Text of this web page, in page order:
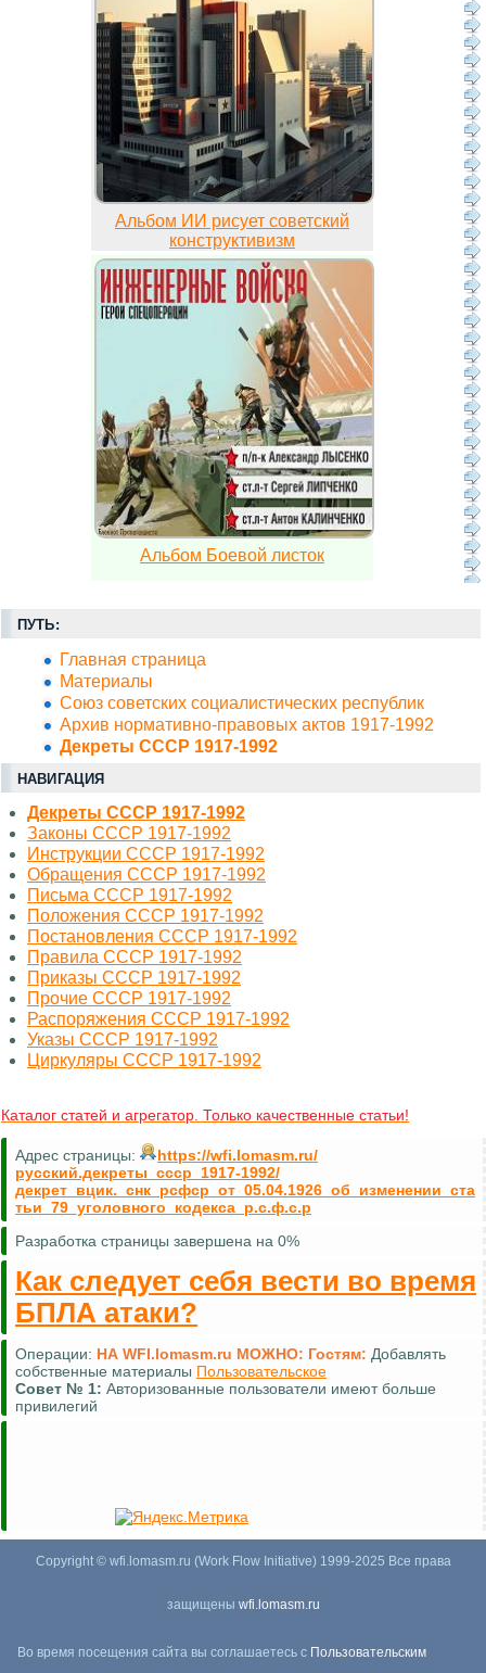
Альбом ИИ рисует советский
конструктивизм
Альбом Боевой листок
ПУТЬ:
Главная страница
Материалы
Союз советских социалистических республик
Архив нормативно-правовых актов 1917-1992
Декреты СССР 1917-1992
НАВИГАЦИЯ
Декреты СССР 1917-1992
Законы СССР 1917-1992
Инструкции СССР 1917-1992
Обращения СССР 1917-1992
Письма СССР 1917-1992
Положения СССР 1917-1992
Постановления СССР 1917-1992
Правила СССР 1917-1992
Приказы СССР 1917-1992
Прочие СССР 1917-1992
Распоряжения СССР 1917-1992
Указы СССР 1917-1992
Циркуляры СССР 1917-1992
Каталог статей и агрегатор. Только качественные статьи!
Адрес страницы:
https://wfi.lomasm.ru/
русский.декреты_ссср_1917-1992/
декрет_вцик._снк_рсфср_от_05.04.1926_об_изменении_ста
тьи_79_уголовного_кодекса_р.с.ф.с.р
Разработка страницы завершена на 0%
Как следует себя вести во время
БПЛА атаки?
Операции: НА WFI.lomasm.ru МОЖНО: Гостям: Добавлять
собственные материалы Пользовательское
Совет № 1: Авторизованные пользователи имеют больше
привилегий
Copyright © wfi.lomasm.ru (Work Flow Initiative) 1999-2025 Все права
защищены wfi.lomasm.ru
Во время посещения сайта вы соглашаетесь с Пользовательским